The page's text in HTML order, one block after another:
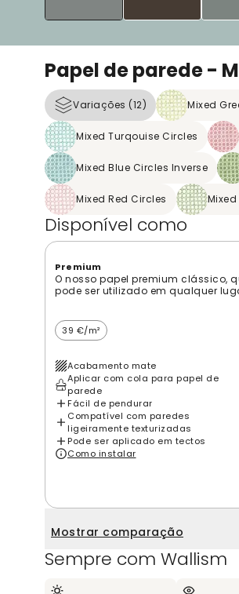
Papel de parede -
Variações (12) Mixed
Mixed Turqouise Circles
Mixed Blue Circles Inverse
Mixed Red Circles
Disponível como
Premium
O nosso papel premium clássico,
pode ser utilizado em qualquer
39 €/m²
Acabamento mate
Aplicar com cola para papel de
parede
Fácil de pendurar
Compatível com paredes
ligeiramente texturizadas
Pode ser aplicado em tectos
Como instalar
Mostrar comparação
Sempre com Wallism